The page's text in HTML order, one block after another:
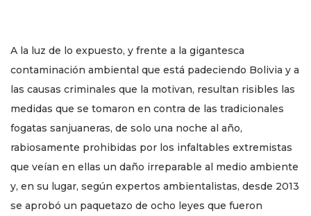
A la luz de lo expuesto, y frente a la gigantesca
contaminación ambiental que está padeciendo Bolivia y a
las causas criminales que la motivan, resultan risibles las
medidas que se tomaron en contra de las tradicionales
fogatas sanjuaneras, de solo una noche al año,
rabiosamente prohibidas por los infaltables extremistas
que veían en ellas un daño irreparable al medio ambiente
y, en su lugar, según expertos ambientalistas, desde 2013
se aprobó un paquetazo de ocho leyes que fueron